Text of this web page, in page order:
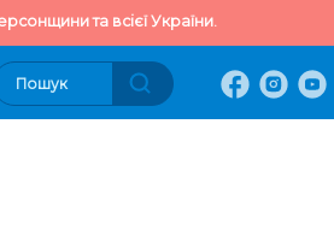
та всієї України.